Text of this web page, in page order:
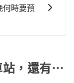
務，最多可再
時還是有其區
車地點仍有段
，為了保護孩
歲以下的孩童
運輸，例如：
果您想要更便
何時要預
刷卡，訂單即
上收到簡訊以
站，還有⋯